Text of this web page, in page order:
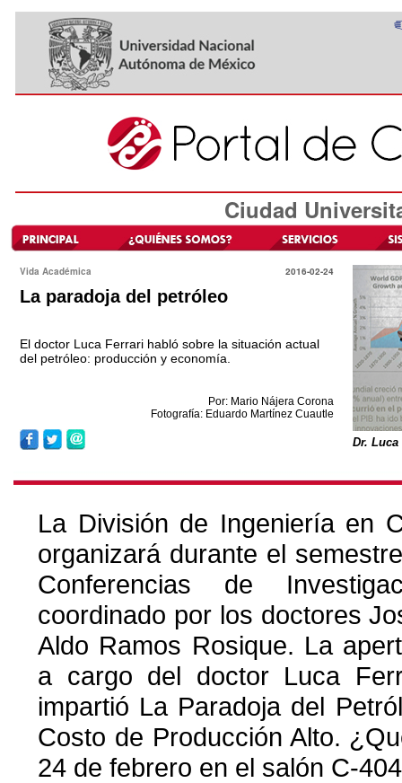
Ciudad
Vida Académica 2016-02-24
La paradoja del petróleo
El doctor Luca Ferrari habló sobre la situación actual
del petróleo: producción y economía.
Por: Mario Nájera Corona
Fotografía: Eduardo Martínez Cuautle
Dr.
La División de Ingeniería en
organizará durante el
Conferencias de
coordinado por los doctores
Aldo Ramos Rosique. La
a cargo del doctor Luca
impartió La Paradoja del
Costo de Producción Alto.
24 de febrero en el salón C-